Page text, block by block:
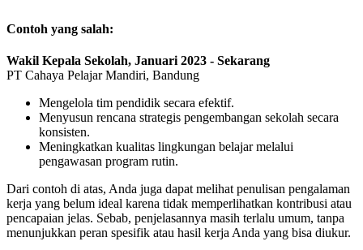
Contoh yang salah:
Wakil Kepala Sekolah, Januari 2023 - Sekarang
PT Cahaya Pelajar Mandiri, Bandung
Mengelola tim pendidik secara efektif.
Menyusun rencana strategis pengembangan sekolah secara
konsisten.
Meningkatkan kualitas lingkungan belajar melalui
pengawasan program rutin.
Dari contoh di atas, Anda juga dapat melihat penulisan pengalaman
kerja yang belum ideal karena tidak memperlihatkan kontribusi atau
pencapaian jelas. Sebab, penjelasannya masih terlalu umum, tanpa
menunjukkan peran spesifik atau hasil kerja Anda yang bisa diukur.